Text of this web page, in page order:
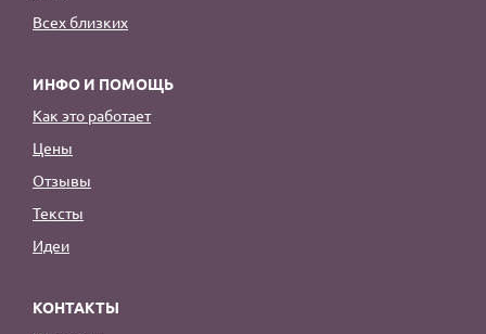
Всех близких
ИНФО И ПОМОЩЬ
Как это работает
Цены
Отзывы
Тексты
Идеи
КОНТАКТЫ